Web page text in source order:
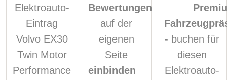
Elektroauto-
Eintrag
Volvo EX30
Twin Motor
Performance
Bewertungen
auf der
eigenen
Seite
einbinden
- buchen für
diesen
Elektroauto-